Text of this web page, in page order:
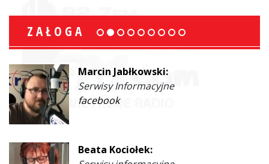
ZAŁOGA
Marcin Jabłkowski:
Serwisy Informacyjne
facebook
Beata Kociołek: